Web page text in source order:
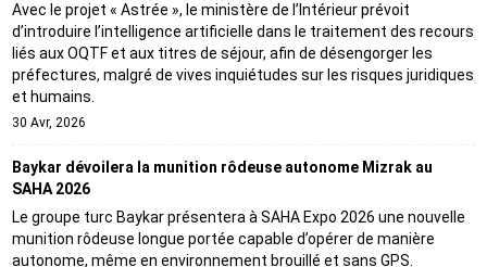
Avec le projet « Astrée », le ministère de l’Intérieur prévoit
d’introduire l’intelligence artificielle dans le traitement des recours
liés aux OQTF et aux titres de séjour, afin de désengorger les
préfectures, malgré de vives inquiétudes sur les risques juridiques
et humains.
30 Avr, 2026
Baykar dévoilera la munition rôdeuse autonome Mizrak au
SAHA 2026
Le groupe turc Baykar présentera à SAHA Expo 2026 une nouvelle
munition rôdeuse longue portée capable d’opérer de manière
autonome, même en environnement brouillé et sans GPS.